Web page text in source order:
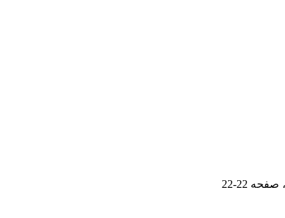
، صفحه 22-22